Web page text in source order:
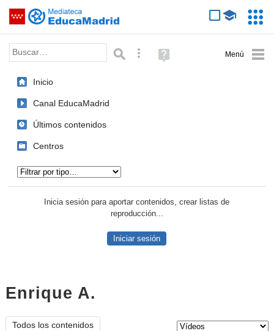
Saltar navegación
Palabra o frase: Búsqueda avanzada
Ayuda
(en
Inicio
Canal EducaMadrid
Últimos contenidos
Centros
Inicia sesión para aportar contenidos, crear listas de
reproducción...
Iniciar sesión
Enrique A.
Todos los contenidos